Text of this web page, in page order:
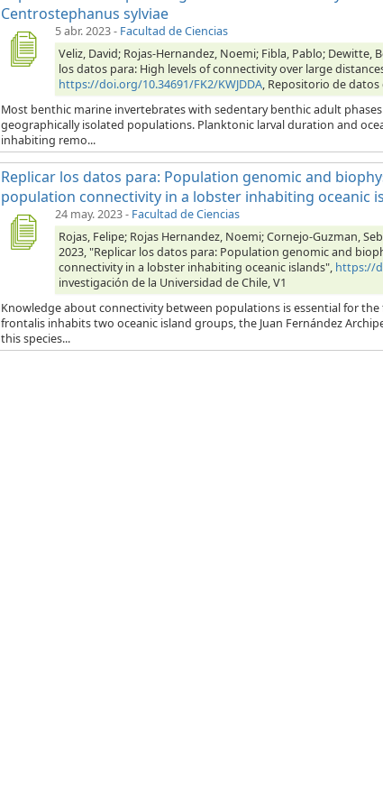
Centrostephanus sylviae
5 abr. 2023- Facultad de Ciencias
Veliz, David; Rojas-Hernandez, Noemi; Fibla, Pablo; Dewitte,
los datos para: High levels of connectivity over large
https://doi.org/10.34691/FK2/KWJDDA, Repositorio de datos
Most benthic marine invertebrates with sedentary benthic adult
geographically isolated populations. Planktonic larval duration and
inhabiting remo...
Replicar los datos para: Population genomic and
population connectivity in a lobster inhabiting oceanic
24 may. 2023- Facultad de Ciencias
Rojas, Felipe; Rojas Hernandez, Noemi; Cornejo-Guzman,
2023, "Replicar los datos para: Population genomic and
connectivity in a lobster inhabiting oceanic islands", https://
investigación de la Universidad de Chile, V1
Knowledge about connectivity between populations is essential for
frontalis inhabits two oceanic island groups, the Juan Fernández
this species...